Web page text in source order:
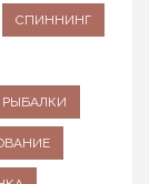
СПИННИНГ